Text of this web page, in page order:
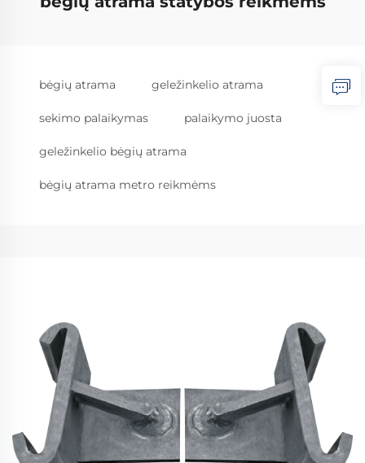
bėgių atrama geležinkelio atrama
sekimo palaikymas palaikymo juosta
geležinkelio bėgių atrama
bėgių atrama metro reikmėms